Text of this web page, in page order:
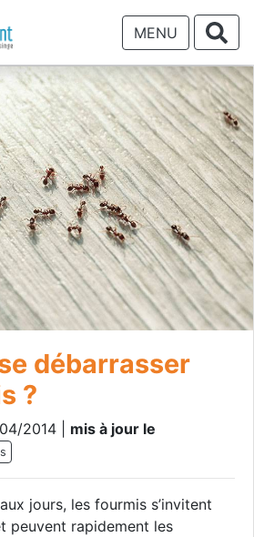
MENU
débarrasser
?
2014 | mis à jour le
jours, les fourmis s’invitent
peuvent rapidement les